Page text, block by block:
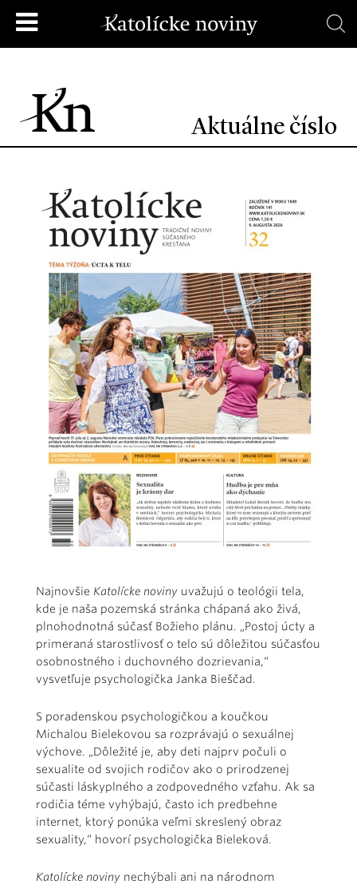
Aktuálne číslo
Najnovšie Katolícke noviny uvažujú o teológii tela,
kde je naša pozemská stránka chápaná ako živá,
plnohodnotná súčasť Božieho plánu. „Postoj úcty a
primeraná starostlivosť o telo sú dôležitou súčasťou
osobnostného i duchovného dozrievania,“
vysvetľuje psychologička Janka Bieščad.
S poradenskou psychologičkou a koučkou
Michalou Bielekovou sa rozprávajú o sexuálnej
výchove. „Dôležité je, aby deti najprv počuli o
sexualite od svojich rodičov ako o prirodzenej
súčasti láskyplného a zodpovedného vzťahu. Ak sa
rodičia téme vyhýbajú, často ich predbehne
internet, ktorý ponúka veľmi skreslený obraz
sexuality,“ hovorí psychologička Bieleková.
Katolícke noviny nechýbali ani na národnom